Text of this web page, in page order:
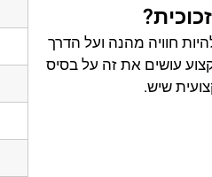
חוויה מהנה ועל הדרך
עושים את זה על בסיס
שיש.